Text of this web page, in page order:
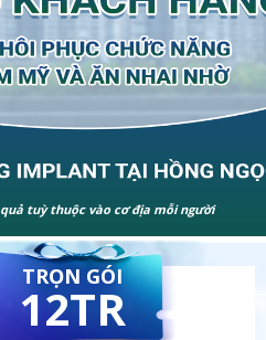
tuỳ thuộc vào cơ địa mỗi người
TRỌN GÓI
12TR